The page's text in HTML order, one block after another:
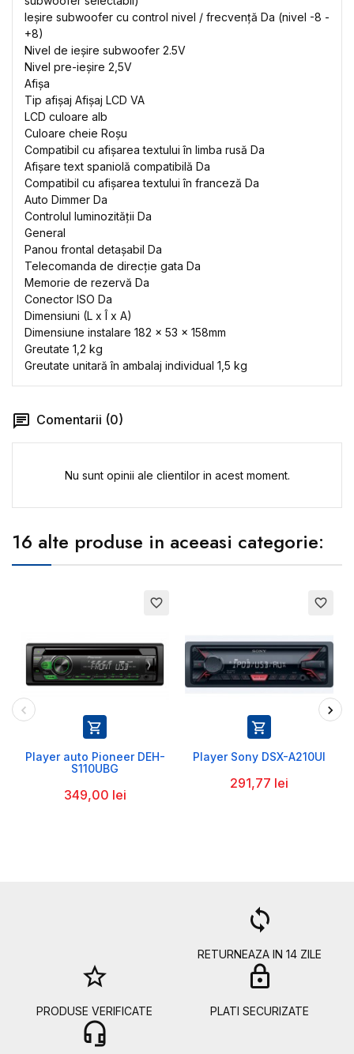
Ieșire subwoofer cu control nivel / frecvență Da (nivel -8 -
+8)
Nivel de ieșire subwoofer 2.5V
Nivel pre-ieșire 2,5V
Afişa
Tip afișaj Afișaj LCD VA
LCD culoare alb
Culoare cheie Roșu
Compatibil cu afișarea textului în limba rusă Da
Afișare text spaniolă compatibilă Da
Compatibil cu afișarea textului în franceză Da
Auto Dimmer Da
Controlul luminozității Da
General
Panou frontal detașabil Da
Telecomanda de direcție gata Da
Memorie de rezervă Da
Conector ISO Da
Dimensiuni (L x Î x A)
Dimensiune instalare 182 x 53 x 158mm
Greutate 1,2 kg
Greutate unitară în ambalaj individual 1,5 kg
Comentarii (0)
Nu sunt opinii ale clientilor in acest moment.
16 alte produse in aceeasi categorie:
favorite_border

Player auto Pioneer DEH-
S110UBG
349,00 lei
favorite_border

Player Sony DSX-A210UI
291,77 lei
loop
RETURNEAZA IN 14 ZILE
star_border
PRODUSE VERIFICATE
lock
PLATI SECURIZATE
headset_mic